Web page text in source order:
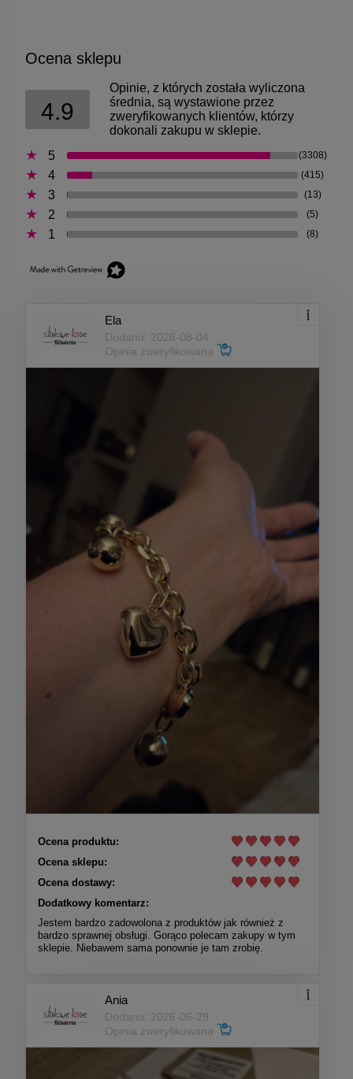
Ocena sklepu
4.9
Opinie, z których została wyliczona
średnia, są wystawione przez
zweryfikowanych klientów, którzy
dokonali zakupu w sklepie.
5
(3308)
4 (415)
3 (13)
2 (5)
1 (8)
Ela
Dodano: 2026-08-04
Opinia zweryfikowana
Ocena produktu:
Ocena sklepu:
Ocena dostawy:
Dodatkowy komentarz:
Jestem bardzo zadowolona z produktów jak również z
bardzo sprawnej obsługi. Gorąco polecam zakupy w tym
sklepie. Niebawem sama ponownie je tam zrobię.
Ania
Dodano: 2026-06-29
Opinia zweryfikowana